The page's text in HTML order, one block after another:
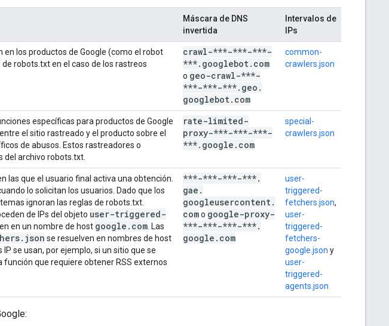
Máscara de DNS
invertida
Intervalos de
IPs
en los productos de Google (como el robot
robots.txt en el caso de los rastreos
crawl-***-***-***-
***. googlebot. com
o geo-crawl-***-
***-***-***. geo .
googlebot. com
common-
crawlers.json
específicas para productos de Google
el sitio rastreado y el producto sobre el
de abusos. Estos rastreadores o
del archivo robots.txt.
rate-limited-
proxy-***-***-***-
***. google . com
special-
crawlers.json
las que el usuario final activa una obtención.
lo solicitan los usuarios. Dado que los
ignoran las reglas de robots.txt.
de IPs del objeto user-triggered-
en un nombre de host google . com . Las
. json se resuelven en nombres de host
IP se usan, por ejemplo, si un sitio que se
función que requiere obtener RSS externos
***-***-***-***.
gae .
googleusercontent.
como google-proxy-
***-***-***-***.
google . com
user-
triggered-
fetchers.json,
user-
triggered-
fetchers-
google.json y
user-
triggered-
agents.json